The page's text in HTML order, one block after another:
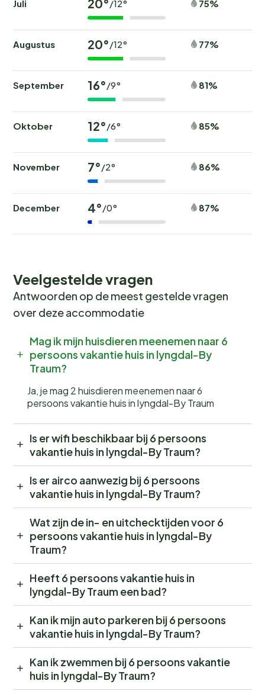
Juli 20°/12° 75%
Augustus 20°/12° 77%
September 16°/9° 81%
Oktober 12°/6° 85%
November 7°/2° 86%
December 4°/0° 87%
Veelgestelde vragen
Antwoorden op de meest gestelde vragen
over deze accommodatie
Mag ik mijn huisdieren meenemen naar 6
persoons vakantie huis in lyngdal-By
Traum?
Ja, je mag 2 huisdieren meenemen naar 6
persoons vakantie huis in lyngdal-By Traum
Is er wifi beschikbaar bij 6 persoons
vakantie huis in lyngdal-By Traum?
Is er airco aanwezig bij 6 persoons
vakantie huis in lyngdal-By Traum?
Wat zijn de in- en uitchecktijden voor 6
persoons vakantie huis in lyngdal-By
Traum?
Heeft 6 persoons vakantie huis in
lyngdal-By Traum een bad?
Kan ik mijn auto parkeren bij 6 persoons
vakantie huis in lyngdal-By Traum?
Kan ik zwemmen bij 6 persoons vakantie
huis in lyngdal-By Traum?